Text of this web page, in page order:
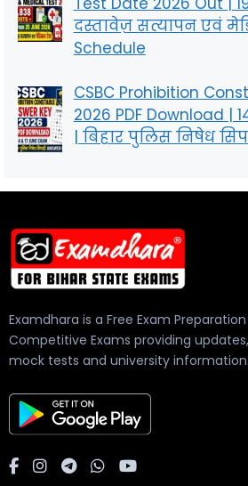
दस्तावेज़ सत्यापन एवं
Schedule
CSBC Prohibition
2026 PDF Download |
| बिहार पुलिस निषेध
Examdhara is a Free Exam
Competitive Exams providing
mock tests and university information.